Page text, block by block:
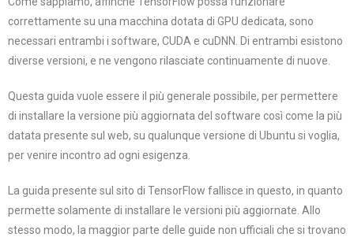
correttamente su una macchina dotata di GPU dedicata, sono
necessari entrambi i software, CUDA e cuDNN. Di entrambi esistono
diverse versioni, e ne vengono rilasciate continuamente di nuove.
Questa guida vuole essere il più generale possibile, per permettere
di installare la versione più aggiornata del software così come la più
datata presente sul web, su qualunque versione di Ubuntu si voglia,
per venire incontro ad ogni esigenza.
La guida presente sul sito di TensorFlow fallisce in questo, in quanto
permette solamente di installare le versioni più aggiornate. Allo
stesso modo, la maggior parte delle guide non ufficiali che si trovano